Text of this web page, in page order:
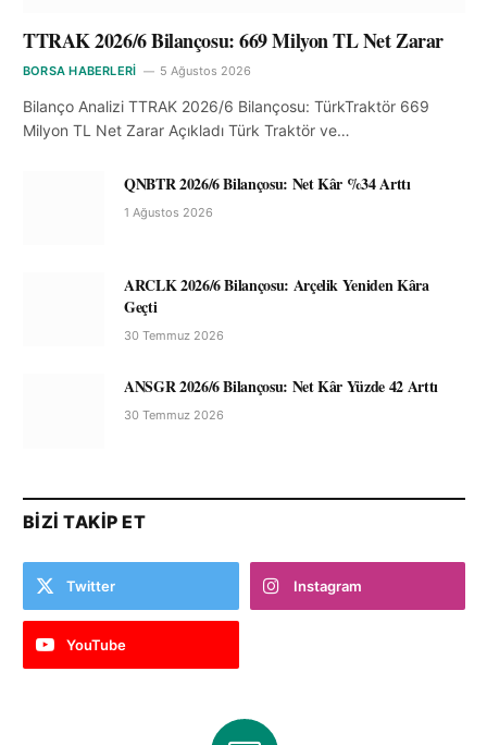
TTRAK 2026/6 Bilançosu: 669 Milyon TL Net Zarar
BORSA HABERLERI 5 Ağustos 2026
Bilanço Analizi TTRAK 2026/6 Bilançosu: TürkTraktör 669
Milyon TL Net Zarar Açıkladı Türk Traktör ve…
QNBTR 2026/6 Bilançosu: Net Kâr %34 Arttı
1 Ağustos 2026
ARCLK 2026/6 Bilançosu: Arçelik Yeniden Kâra
Geçti
30 Temmuz 2026
ANSGR 2026/6 Bilançosu: Net Kâr Yüzde 42 Arttı
30 Temmuz 2026
BIZI TAKIP ET
Twitter Instagram
YouTube